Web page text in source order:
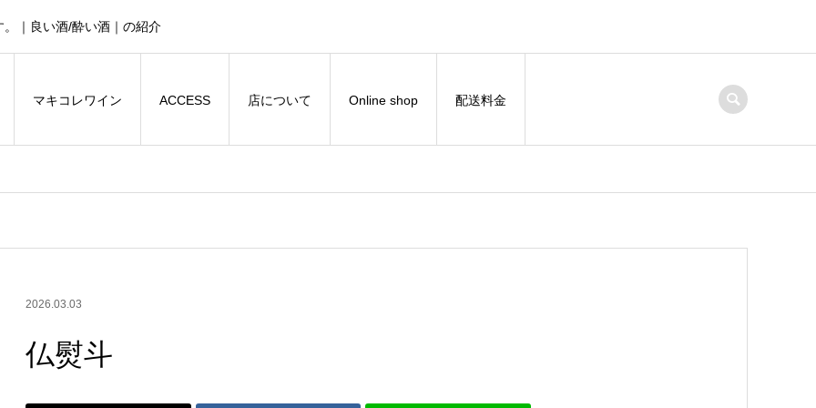
｜良い酒/酔い酒｜の紹介
マキコレワイン ACCESS 店について Online shop 配送料金
2026.03.03
仏熨斗